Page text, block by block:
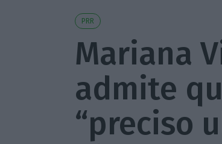
PRR
Mariana
admite
“preciso